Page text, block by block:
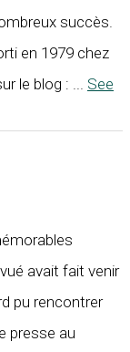
succès.
en 1979 chez
le blog : ... See
avait fait venir
pu rencontrer
presse au